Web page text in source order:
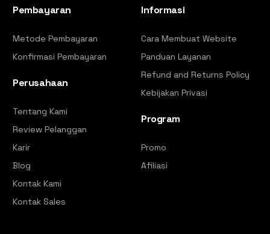
Pembayaran
Metode Pembayaran
Konfirmasi Pembayaran
Perusahaan
Tentang Kami
Review Pelanggan
Karir
Blog
Kontak Kami
Kontak Sales
Informasi
Cara Membuat Website
Panduan Layanan
Refund and Returns Policy
Kebijakan Privasi
Program
Promo
Afiliasi